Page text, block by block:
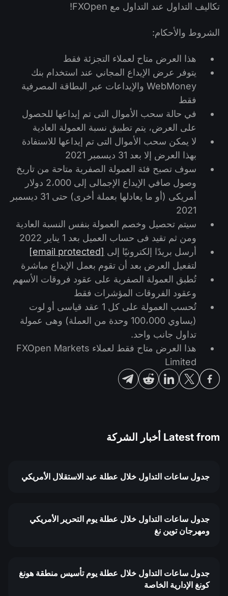
تكاليف التداول عند التداول مع FXOpen!
الشروط والأحكام:
هذا العرض متاح لعملاء التجزئة فقط
يتوفر عرض الإيداع المجاني عند استخدام بنك
WebMoney والإيداعات عبر البطاقة المصرفية
فقط
في حالة سحب الأموال التى تم إيداعها للحصول
على العرض، يتم تطبيق نسبة العمولة العادية
لا يمكن سحب الأموال التى تم إيداعها للاستفادة
بهذا العرض إلا بعد 31 ديسمبر 2021
سوف تصبح فئة العمولة الصفرية متاحة من تاريخ
وصول صافي الإيداع الإجمالى إلى 2،000 دولار
أمريكى (أو ما يعادلها بعملة أخرى) حتى 31 ديسمبر
2021
سيتم تحصيل وخصم العمولة بنفس النسبة العادية
ومن ثم تقيد فى حساب العميل بعد 1 يناير 2022
أرسل بريدًا إلكترونيًا إلى [email protected]
لتفعيل العرض بعد أن تقوم بعمل الإيداع مباشرة
تُطبق العمولة الصفرية على عقود فروقات الأسهم
وعقود الفروقات المؤشرات فقط
تُحسب العمولة على كل 1 عقد قياسى أو لوت
(يساوي 100،000 وحدة من العملة) وهى عمولة
تداول جانب واحد.
هذا العرض متاح فقط لعملاء FXOpen Markets
Limited
Latest from أخبار الشركة
جدول ساعات التداول خلال عطلة عيد الاستقلال الأمريكي
جدول ساعات التداول خلال عطلة يوم التحرير الأمريكي
ومهرجان توين نغ
جدول ساعات التداول خلال عطلة يوم تأسيس منطقة هونغ
كونغ الإدارية الخاصة